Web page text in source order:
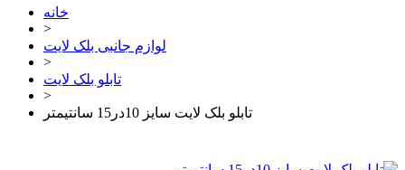
خانه
>
لوازم جانبی بلک لایت
>
تابلو بلک لایت
>
تابلو بلک لایت سایز 10در15 سانتیمتر